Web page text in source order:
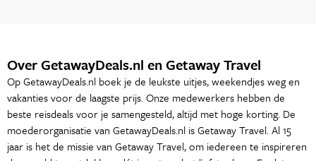
Over GetawayDeals.nl en Getaway Travel
Op GetawayDeals.nl boek je de leukste uitjes, weekendjes weg en
vakanties voor de laagste prijs. Onze medewerkers hebben de
beste reisdeals voor je samengesteld, altijd met hoge korting. De
moederorganisatie van GetawayDeals.nl is Getaway Travel. Al 15
jaar is het de missie van Getaway Travel, om iedereen te inspireren